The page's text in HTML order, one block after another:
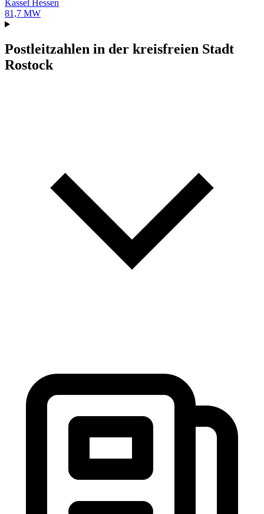
Kassel Hessen
81,7 MW
Postleitzahlen in der kreisfreien Stadt
Rostock